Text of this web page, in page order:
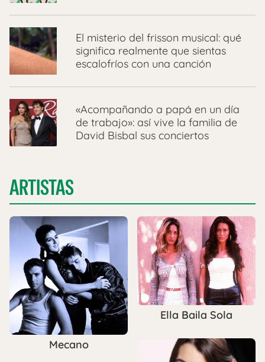
El misterio del frisson musical: qué
significa realmente que sientas
escalofríos con una canción
«Acompañando a papá en un día
de trabajo»: así vive la familia de
David Bisbal sus conciertos
ARTISTAS
Mecano
Ella Baila Sola